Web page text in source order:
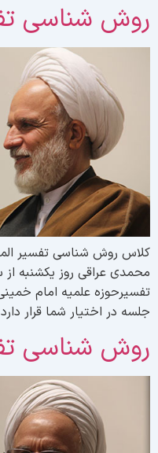
شناسی
روش شناسی تفسیر
علمیه امام خمینی
در اختیار شما قرار دارد.
شناسی